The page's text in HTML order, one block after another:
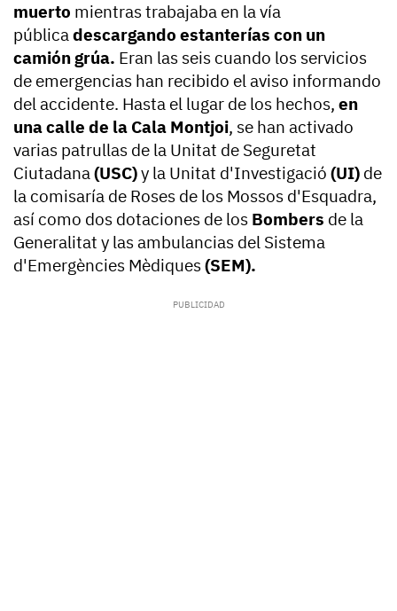
muerto mientras trabajaba en la vía
públicadescargando estanterías con un
camión grúa. Eran las seis cuando los servicios
de emergencias han recibido el aviso informando
del accidente. Hasta el lugar de los hechos, en
una calle de la Cala Montjoi, se han activado
varias patrullas de la Unitat de Seguretat
Ciutadana(USC)y la Unitat d'Investigació (UI) de
la comisaría de Roses de los Mossos d'Esquadra,
así como dos dotaciones de los Bombers de la
Generalitat y las ambulancias del Sistema
d'Emergències Mèdiques(SEM).